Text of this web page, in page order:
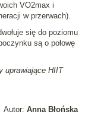
VO2max i
w przerwach).
się do poziomu
są o połowę
uprawiające HIIT
Autor: Anna Błońska